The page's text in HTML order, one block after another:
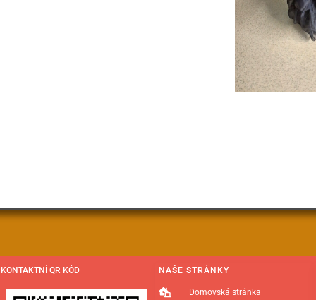
KONTAKTNÍ QR KÓD NAŠE STRÁNKY
Domovská stránka